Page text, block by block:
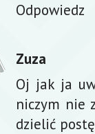
Odpowiedz
Zuza
Oj jak ja
niczym nie
dzielić